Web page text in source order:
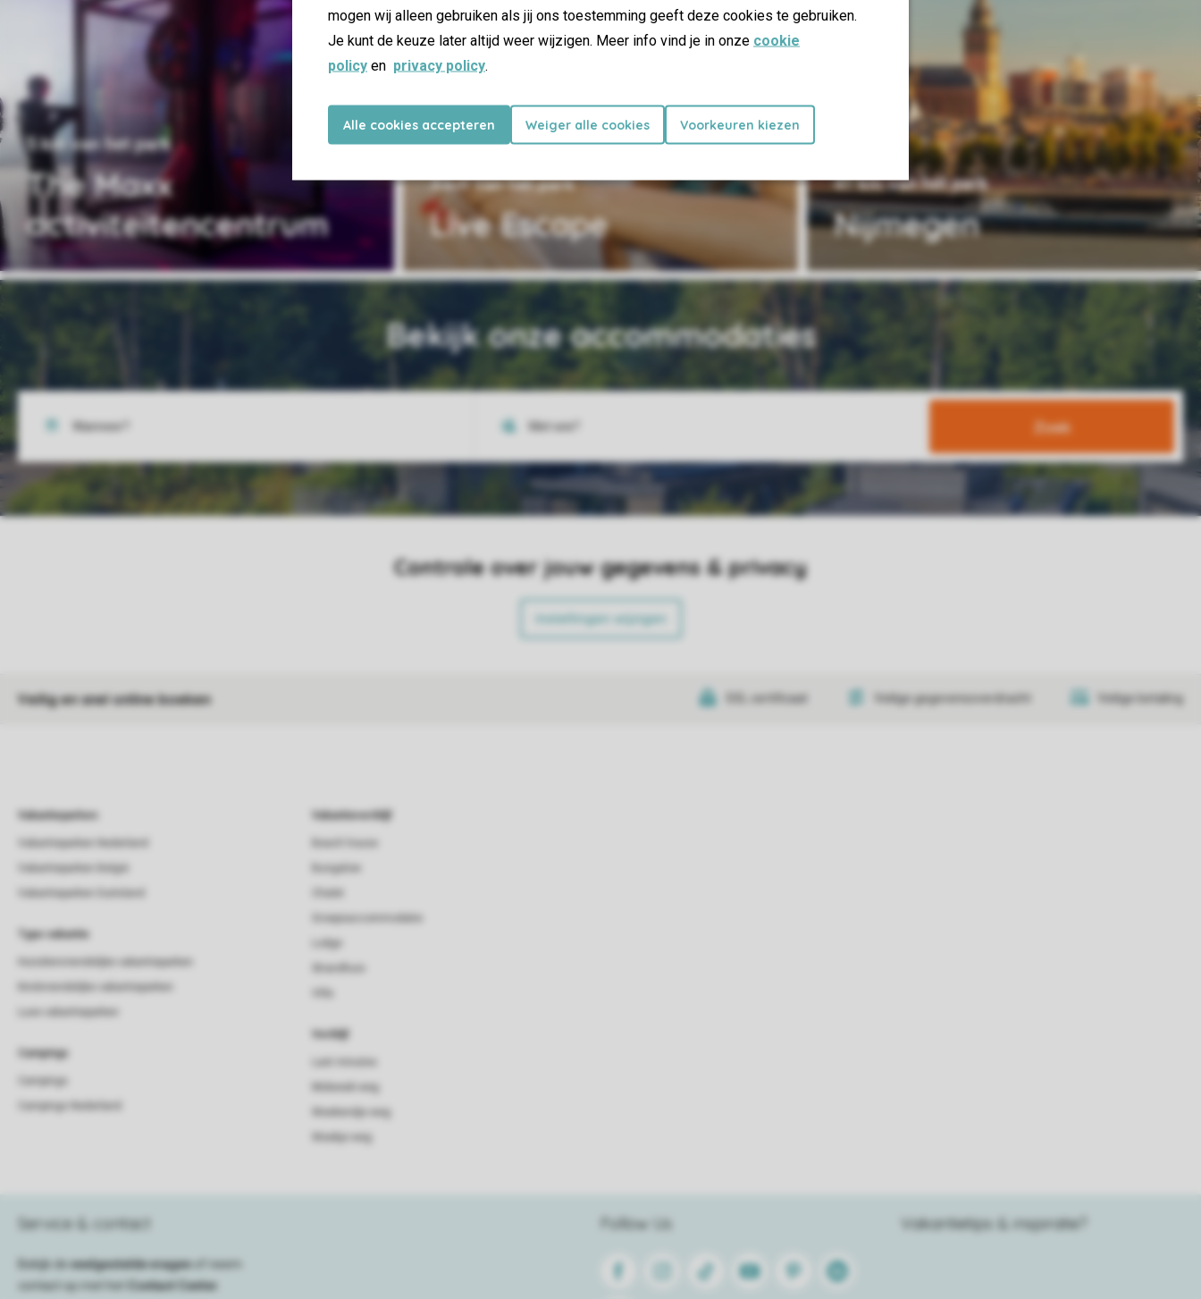
mogen wij alleen gebruiken als jij ons toestemming geeft deze cookies te gebruiken.
Je kunt de keuze later altijd weer wijzigen. Meer info vind je in onze cookie
policy en privacy policy.
Alle cookies accepteren Weiger alle cookies Voorkeuren kiezen
The Maxx
activiteitencentrum
5 km van het park
Live Escape
4 km van het park
Nijmegen
41 km van het park
Bekijk onze accommodaties
Zoek
Controle over jouw gegevens & privacy
Instellingen wijzigen
Veilig en snel online boeken SSL certificaat Veilige gegevensoverdracht Veilige betaling
Vakantieparken
Type vakantie
Campings
Vakantieverblijf
Service & contact
Bekijk de veelgestelde vragen
of neem
contact op met het
Contact Center
Follow Us
FacebookInstagram
Tiktok Youtube PinterestLinkedin
Vakantietips & inspiratie?